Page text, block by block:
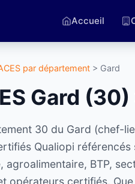
Accueil
par département > Gard
Gard
30 du Gard (chef-
Qualiopi
agroalimentaire, BTP,
opérateurs certifiés.